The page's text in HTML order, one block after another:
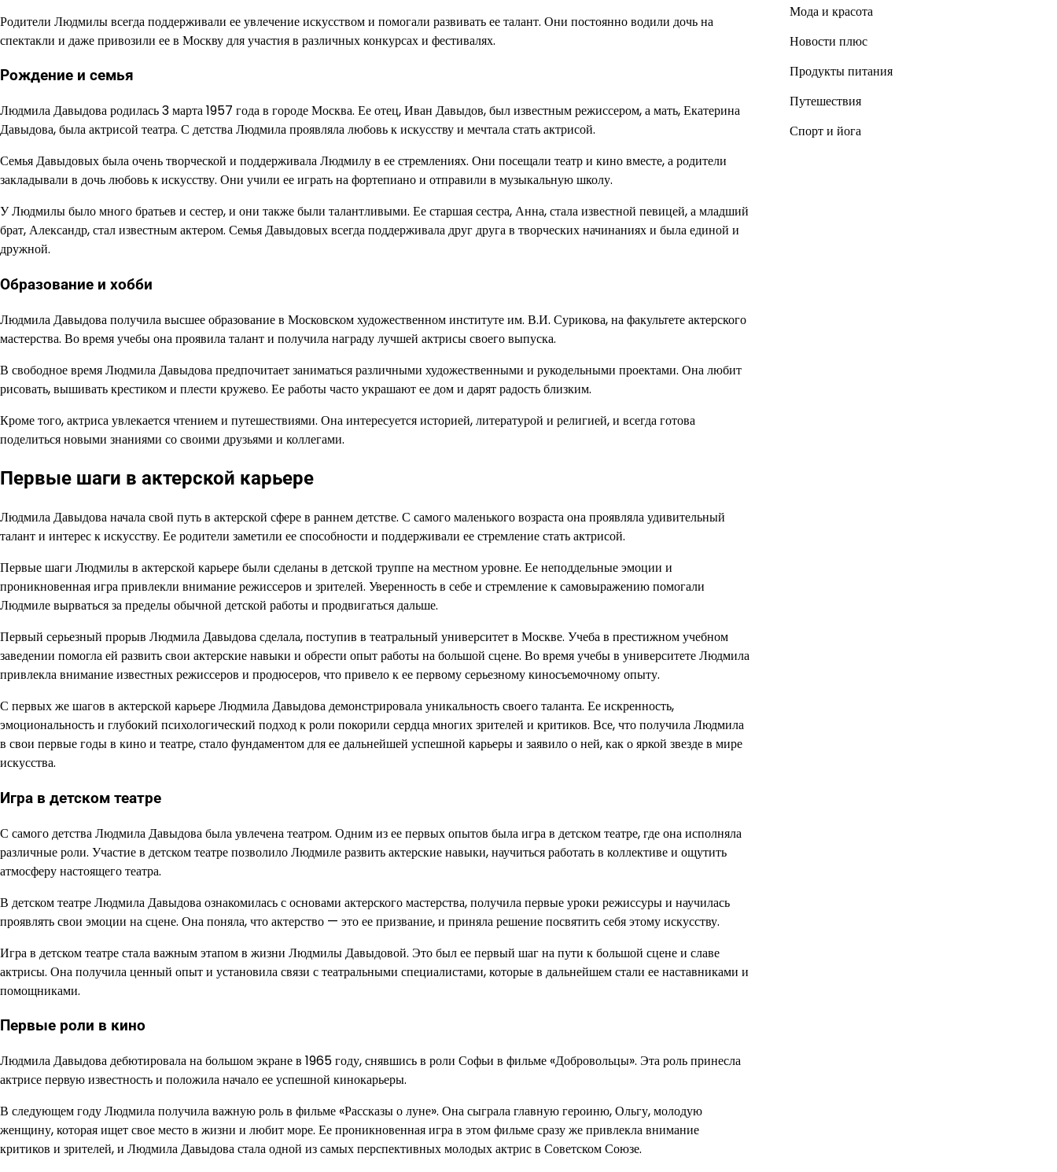
Родители Людмилы всегда поддерживали ее увлечение искусством и помогали развивать ее талант. Они постоянно водили дочь на
спектакли и даже привозили ее в Москву для участия в различных конкурсах и фестивалях.
Рождение и семья
Людмила Давыдова родилась 3 марта 1957 года в городе Москва. Ее отец, Иван Давыдов, был известным режиссером, а мать, Екатерина
Давыдова, была актрисой театра. С детства Людмила проявляла любовь к искусству и мечтала стать актрисой.
Семья Давыдовых была очень творческой и поддерживала Людмилу в ее стремлениях. Они посещали театр и кино вместе, а родители
закладывали в дочь любовь к искусству. Они учили ее играть на фортепиано и отправили в музыкальную школу.
У Людмилы было много братьев и сестер, и они также были талантливыми. Ее старшая сестра, Анна, стала известной певицей, а младший
брат, Александр, стал известным актером. Семья Давыдовых всегда поддерживала друг друга в творческих начинаниях и была единой и
дружной.
Образование и хобби
Людмила Давыдова получила высшее образование в Московском художественном институте им. В.И. Сурикова, на факультете актерского
мастерства. Во время учебы она проявила талант и получила награду лучшей актрисы своего выпуска.
В свободное время Людмила Давыдова предпочитает заниматься различными художественными и рукодельными проектами. Она любит
рисовать, вышивать крестиком и плести кружево. Ее работы часто украшают ее дом и дарят радость близким.
Кроме того, актриса увлекается чтением и путешествиями. Она интересуется историей, литературой и религией, и всегда готова
поделиться новыми знаниями со своими друзьями и коллегами.
Первые шаги в актерской карьере
Людмила Давыдова начала свой путь в актерской сфере в раннем детстве. С самого маленького возраста она проявляла удивительный
талант и интерес к искусству. Ее родители заметили ее способности и поддерживали ее стремление стать актрисой.
Первые шаги Людмилы в актерской карьере были сделаны в детской труппе на местном уровне. Ее неподдельные эмоции и
проникновенная игра привлекли внимание режиссеров и зрителей. Уверенность в себе и стремление к самовыражению помогали
Людмиле вырваться за пределы обычной детской работы и продвигаться дальше.
Первый серьезный прорыв Людмила Давыдова сделала, поступив в театральный университет в Москве. Учеба в престижном учебном
заведении помогла ей развить свои актерские навыки и обрести опыт работы на большой сцене. Во время учебы в университете Людмила
привлекла внимание известных режиссеров и продюсеров, что привело к ее первому серьезному киносъемочному опыту.
С первых же шагов в актерской карьере Людмила Давыдова демонстрировала уникальность своего таланта. Ее искренность,
эмоциональность и глубокий психологический подход к роли покорили сердца многих зрителей и критиков. Все, что получила Людмила
в свои первые годы в кино и театре, стало фундаментом для ее дальнейшей успешной карьеры и заявило о ней, как о яркой звезде в мире
искусства.
Игра в детском театре
С самого детства Людмила Давыдова была увлечена театром. Одним из ее первых опытов была игра в детском театре, где она исполняла
различные роли. Участие в детском театре позволило Людмиле развить актерские навыки, научиться работать в коллективе и ощутить
атмосферу настоящего театра.
В детском театре Людмила Давыдова ознакомилась с основами актерского мастерства, получила первые уроки режиссуры и научилась
проявлять свои эмоции на сцене. Она поняла, что актерство — это ее призвание, и приняла решение посвятить себя этому искусству.
Игра в детском театре стала важным этапом в жизни Людмилы Давыдовой. Это был ее первый шаг на пути к большой сцене и славе
актрисы. Она получила ценный опыт и установила связи с театральными специалистами, которые в дальнейшем стали ее наставниками и
помощниками.
Первые роли в кино
Людмила Давыдова дебютировала на большом экране в 1965 году, снявшись в роли Софьи в фильме «Добровольцы». Эта роль принесла
актрисе первую известность и положила начало ее успешной кинокарьеры.
В следующем году Людмила получила важную роль в фильме «Рассказы о луне». Она сыграла главную героиню, Ольгу, молодую
женщину, которая ищет свое место в жизни и любит море. Ее проникновенная игра в этом фильме сразу же привлекла внимание
критиков и зрителей, и Людмила Давыдова стала одной из самых перспективных молодых актрис в Советском Союзе.
Мода и красота
Новости плюс
Продукты питания
Путешествия
Спорт и йога